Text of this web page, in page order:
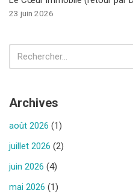
23 juin 2026
Archives
août 2026 (1)
juillet 2026 (2)
juin 2026 (4)
mai 2026 (1)